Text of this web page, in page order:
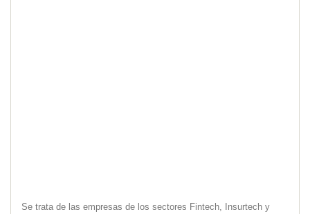
Se trata de las empresas de los sectores Fintech, Insurtech y